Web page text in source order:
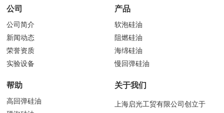
公司
公司简介
新闻动态
荣誉资质
实验设备
产品
软泡硅油
阻燃硅油
海绵硅油
慢回弹硅油
帮助
高回弹硅油
关于我们
上海启光工贸有限公司创立于